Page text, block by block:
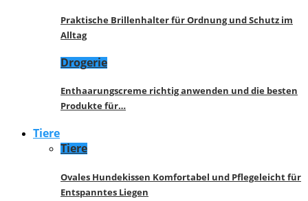
Praktische Brillenhalter für Ordnung und Schutz im
Alltag
Drogerie
Enthaarungscreme richtig anwenden und die besten
Produkte für…
Tiere
Tiere
Ovales Hundekissen Komfortabel und Pflegeleicht für
Entspanntes Liegen